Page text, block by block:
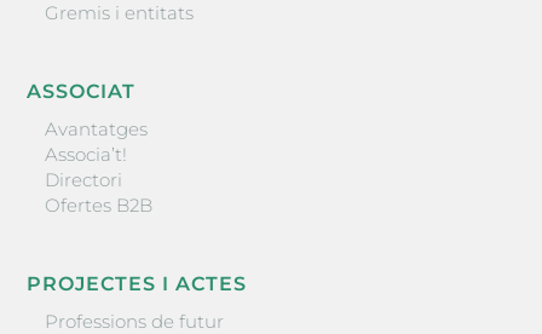
Gremis i entitats
ASSOCIAT
Avantatges
Associa’t!
Directori
Ofertes B2B
PROJECTES I ACTES
Professions de futur